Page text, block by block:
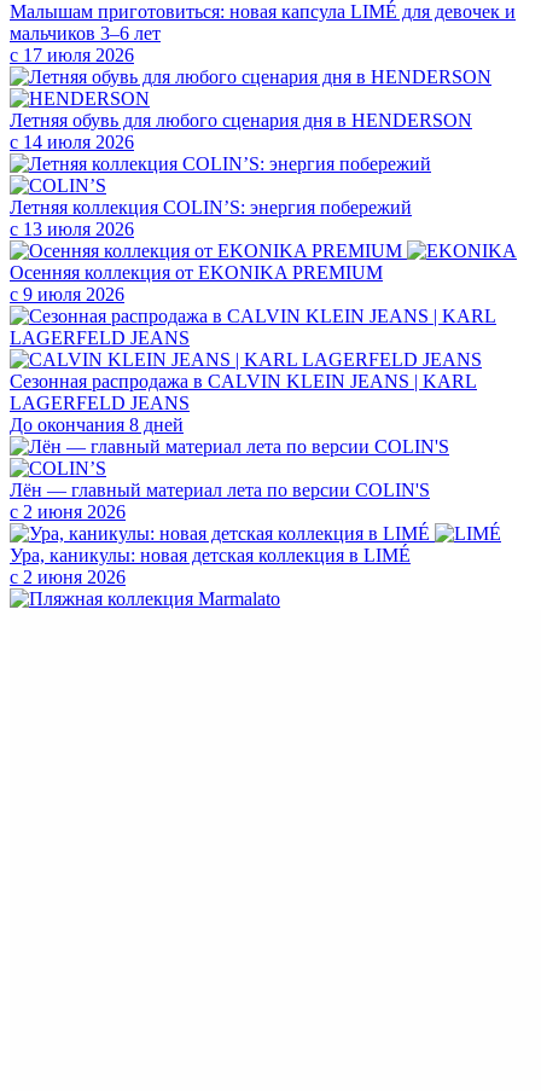
Малышам приготовиться: новая капсула LIMÉ для девочек и
мальчиков 3–6 лет
с 17 июля 2026
Летняя обувь для любого сценария дня в HENDERSON
с 14 июля 2026
Летняя коллекция COLIN’S: энергия побережий
с 13 июля 2026
Осенняя коллекция от EKONIKA PREMIUM
с 9 июля 2026
Сезонная распродажа в CALVIN KLEIN JEANS | KARL
LAGERFELD JEANS
До окончания 8 дней
Лён — главный материал лета по версии COLIN'S
с 2 июня 2026
Ура, каникулы: новая детская коллекция в LIMÉ
с 2 июня 2026